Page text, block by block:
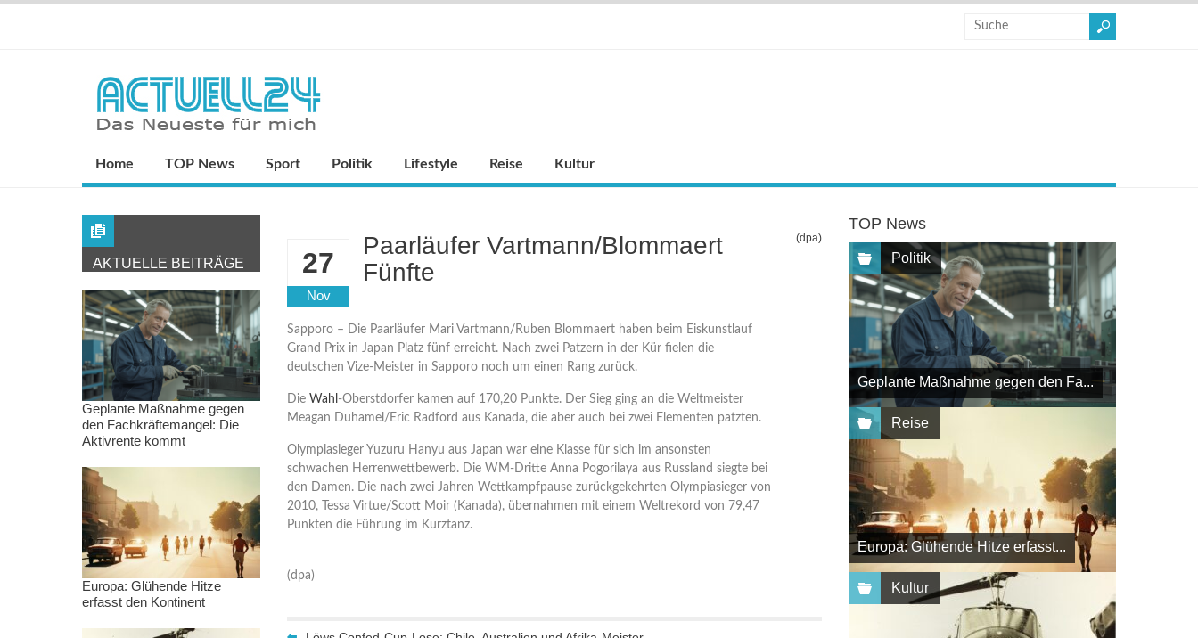
Home TOP News Sport Politik Lifestyle Reise Kultur
27
Nov
Paarläufer Vartmann/Blommaert
Fünfte
(dpa)
Sapporo – Die Paarläufer Mari Vartmann/Ruben Blommaert haben beim Eiskunstlauf
Grand Prix in Japan Platz fünf erreicht. Nach zwei Patzern in der Kür fielen die
deutschen Vize-Meister in Sapporo noch um einen Rang zurück.
Die Wahl -Oberstdorfer kamen auf 170,20 Punkte. Der Sieg ging an die Weltmeister
Meagan Duhamel/Eric Radford aus Kanada, die aber auch bei zwei Elementen patzten.
Olympiasieger Yuzuru Hanyu aus Japan war eine Klasse für sich im ansonsten
schwachen Herrenwettbewerb. Die WM-Dritte Anna Pogorilaya aus Russland siegte bei
den Damen. Die nach zwei Jahren Wettkampfpause zurückgekehrten Olympiasieger von
2010, Tessa Virtue/Scott Moir (Kanada), übernahmen mit einem Weltrekord von 79,47
Punkten die Führung im Kurztanz.
(dpa)
TOP News
Politik
Geplante Maßnahme gegen den Fa...
Reise
Europa: Glühende Hitze erfasst...
Kultur
AKTUELLE BEITRÄGE
Geplante Maßnahme gegen
den Fachkräftemangel: Die
Aktivrente kommt
Europa: Glühende Hitze
erfasst den Kontinent